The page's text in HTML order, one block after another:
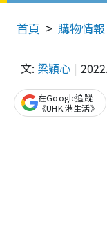
首頁 購物情報
文: 梁穎心
在Google追蹤
《UHK 港生活》